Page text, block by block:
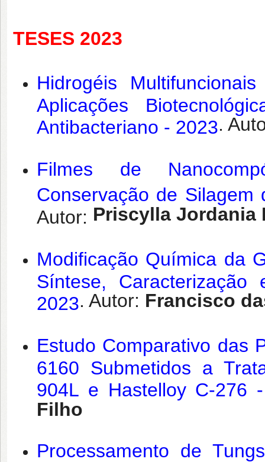
TESES 2023
Hidrogéis
Aplicações
Antibacteriano - 2023.
Filmes de
Conservação de
Autor: Priscylla Jordania
Modificação Química da
Síntese,
2023. Autor: Francisco
Estudo Comparativo das
6160 Submetidos a
904L e Hastelloy C-276
Filho
Processamento de